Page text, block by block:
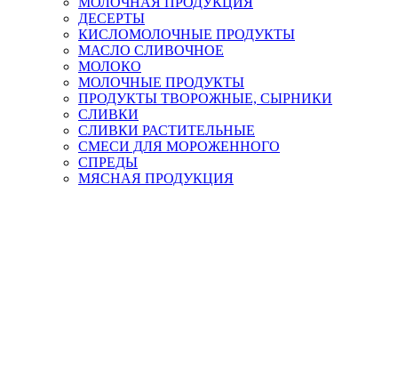
ДЕСЕРТЫ
КИСЛОМОЛОЧНЫЕ ПРОДУКТЫ
МАСЛО СЛИВОЧНОЕ
МОЛОКО
МОЛОЧНЫЕ ПРОДУКТЫ
ПРОДУКТЫ ТВОРОЖНЫЕ, СЫРНИКИ
СЛИВКИ
СЛИВКИ РАСТИТЕЛЬНЫЕ
СМЕСИ ДЛЯ МОРОЖЕННОГО
СПРЕДЫ
МЯСНАЯ ПРОДУКЦИЯ